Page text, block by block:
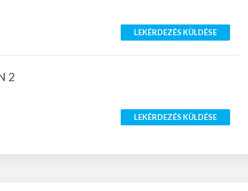
LEKÉRDEZÉS KÜLDÉSE
2
LEKÉRDEZÉS KÜLDÉSE